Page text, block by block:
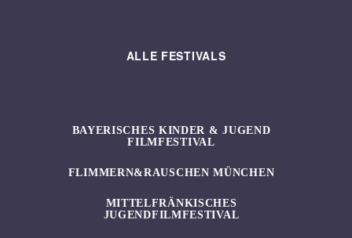
ALLE FESTIVALS
BAYERISCHES KINDER & JUGEND
FILMFESTIVAL
FLIMMERN&RAUSCHEN MÜNCHEN
MITTELFRÄNKISCHES
JUGENDFILMFESTIVAL